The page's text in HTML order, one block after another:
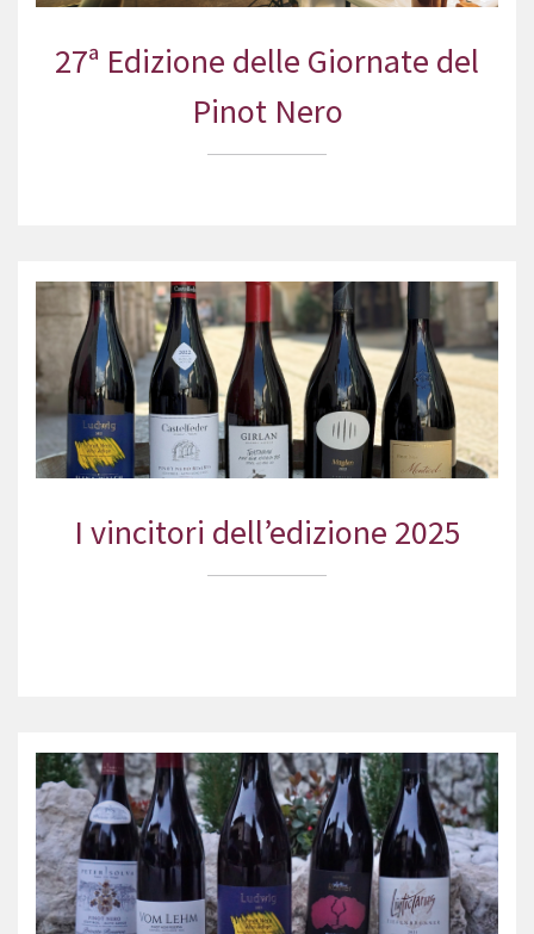
27ª Edizione delle Giornate del
Pinot Nero
I vincitori dell’edizione 2025